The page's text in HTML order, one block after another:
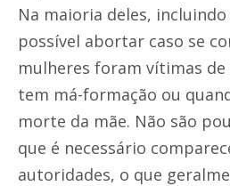
Na maioria deles,
possível abortar caso se
mulheres foram vítimas
tem má-formação ou
morte da mãe. Não são
que é necessário
autoridades, o que